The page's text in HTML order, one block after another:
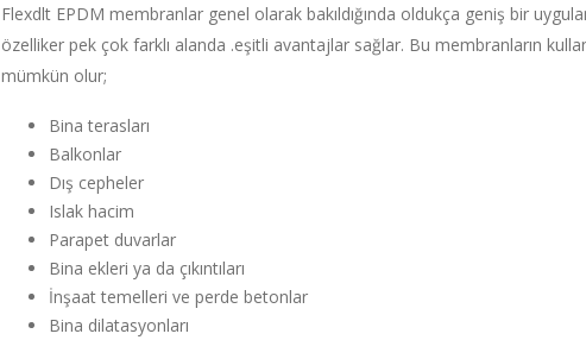
Flexdlt EPDM membranlar genel olarak bakıldığında oldukça geniş bir
özelliker pek çok farklı alanda .eşitli avantajlar sağlar. Bu membranların
mümkün olur;
Bina terasları
Balkonlar
Dış cepheler
Islak hacim
Parapet duvarlar
Bina ekleri ya da çıkıntıları
İnşaat temelleri ve perde betonlar
Bina dilatasyonları